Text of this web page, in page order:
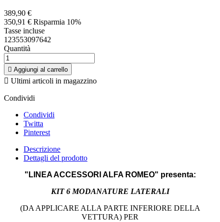
389,90 €
350,91 € Risparmia 10%
Tasse incluse
123553097642
Quantità
 Aggiungi al carrello
 Ultimi articoli in magazzino
Condividi
Condividi
Twitta
Pinterest
Descrizione
Dettagli del prodotto
"LINEA ACCESSORI ALFA ROMEO" presenta:
KIT 6 MODANATURE LATERALI
(DA APPLICARE ALLA PARTE INFERIORE DELLA
VETTURA) PER